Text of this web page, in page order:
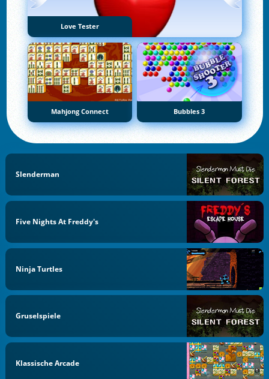
Love Tester
Mahjong Connect Bubbles 3
Slenderman
Five Nights At Freddy's
Ninja Turtles
Gruselspiele
Klassische Arcade